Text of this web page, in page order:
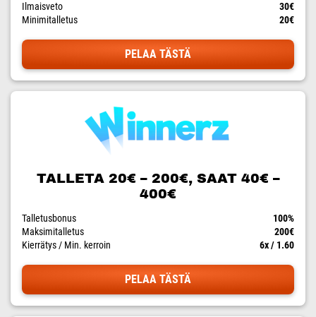
Ilmaisveto
30€
Minimitalletus
20€
PELAA TÄSTÄ
TALLETA 20€ – 200€, SAAT 40€ –
400€
Talletusbonus
100%
Maksimitalletus
200€
Kierrätys / Min. kerroin
6x / 1.60
PELAA TÄSTÄ